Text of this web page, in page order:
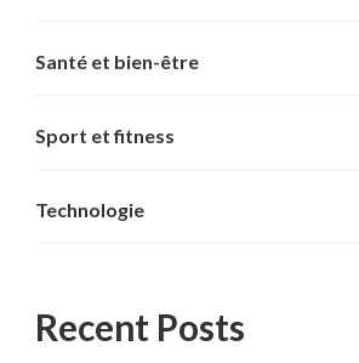
Santé et bien-être
Sport et fitness
Technologie
Recent Posts